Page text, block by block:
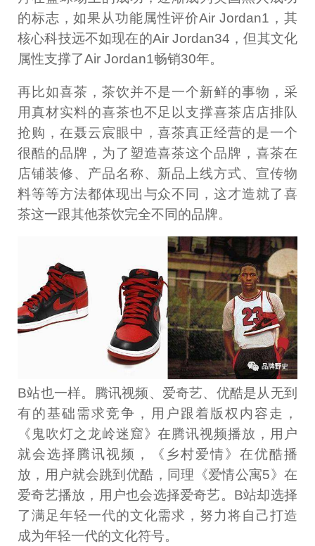
的标志，如果从功能属性评价Air Jordan1，其
核心科技远不如现在的Air Jordan34，但其文化
属性支撑了Air Jordan1畅销30年。
再比如喜茶，茶饮并不是一个新鲜的事物，采
用真材实料的喜茶也不足以支撑喜茶店店排队
抢购，在聂云宸眼中，喜茶真正经营的是一个
很酷的品牌，为了塑造喜茶这个品牌，喜茶在
店铺装修、产品名称、新品上线方式、宣传物
料等等方法都体现出与众不同，这才造就了喜
茶这一跟其他茶饮完全不同的品牌。
B站也一样。腾讯视频、爱奇艺、优酷是从无到
有的基础需求竞争，用户跟着版权内容走，
《鬼吹灯之龙岭迷窟》在腾讯视频播放，用户
就会选择腾讯视频，《乡村爱情》在优酷播
放，用户就会跳到优酷，同理《爱情公寓5》在
爱奇艺播放，用户也会选择爱奇艺。B站却选择
了满足年轻一代的文化需求，努力将自己打造
成为年轻一代的文化符号。